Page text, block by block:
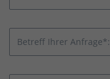
Betreff Ihrer Anfrage*: